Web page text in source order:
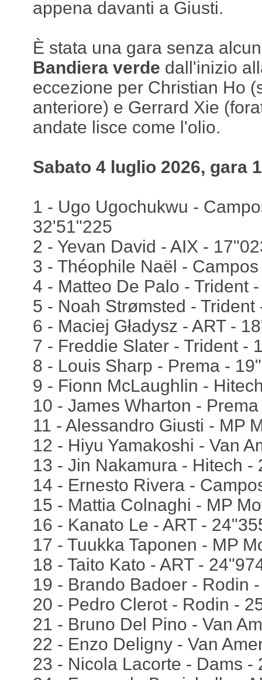
appena davanti a Giusti.
È stata una gara senza
Bandiera verde dall'inizio
eccezione per Christian Ho
anteriore) e Gerrard Xie
andate lisce come l'olio.
Sabato 4 luglio 2026, gara 1
1 - Ugo Ugochukwu -
32'51"225
2 - Yevan David - AIX -
3 - Théophile Naël -
4 - Matteo De Palo - Trident
5 - Noah Strømsted - Trident
6 - Maciej Gładysz - ART -
7 - Freddie Slater - Trident -
8 - Louis Sharp - Prema -
9 - Fionn McLaughlin -
10 - James Wharton -
11 - Alessandro Giusti - MP
12 - Hiyu Yamakoshi - Van
13 - Jin Nakamura - Hitech -
14 - Ernesto Rivera -
15 - Mattia Colnaghi - MP
16 - Kanato Le - ART -
17 - Tuukka Taponen - MP
18 - Taito Kato - ART -
19 - Brando Badoer - Rodin
20 - Pedro Clerot - Rodin -
21 - Bruno Del Pino - Van
22 - Enzo Deligny - Van
23 - Nicola Lacorte - Dams -